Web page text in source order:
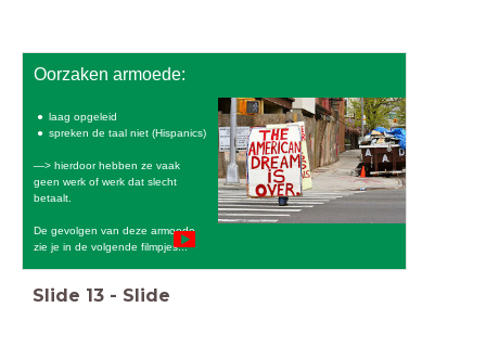
Oorzaken armoede:
laag opgeleid
spreken de taal niet (Hispanics)
—> hierdoor hebben ze vaak
geen werk of werk dat slecht
betaalt.
De gevolgen van deze armoede
zie je in de volgende filmpjes...
Slide 13 - Slide